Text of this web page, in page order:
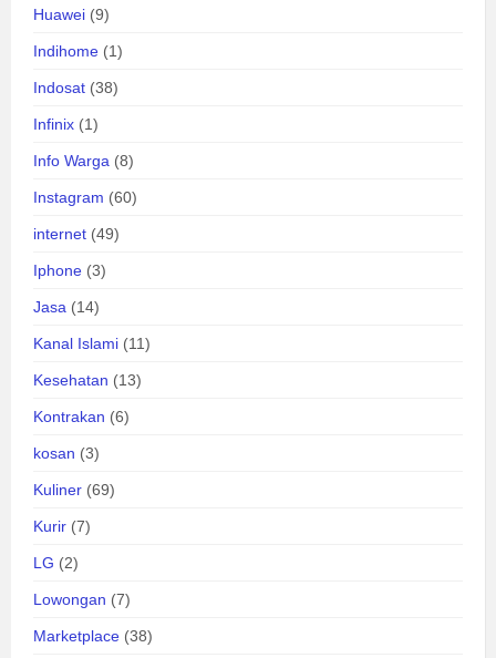
Huawei (9)
Indihome (1)
Indosat (38)
Infinix (1)
Info Warga (8)
Instagram (60)
internet (49)
Iphone (3)
Jasa (14)
Kanal Islami (11)
Kesehatan (13)
Kontrakan (6)
kosan (3)
Kuliner (69)
Kurir (7)
LG (2)
Lowongan (7)
Marketplace (38)